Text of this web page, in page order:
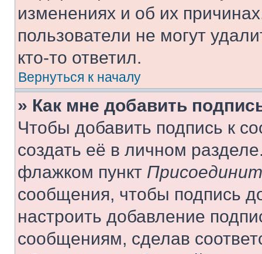
изменениях и об их
пользователи не могут
кто-то ответил.
Вернуться к началу
» Как мне добавить
Чтобы добавить подпись к
создать её в личном
флажком пункт
сообщения, чтобы подпись
настроить добавление
сообщениям, сделав